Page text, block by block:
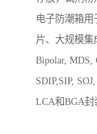
电子防潮箱
片、大规模集
Bipolar, MDS,
SDIP,SIP,
LCA和BGA封